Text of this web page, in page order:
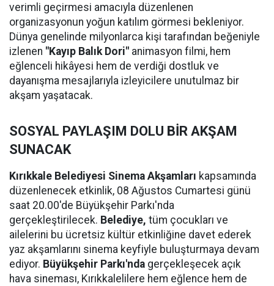
verimli geçirmesi amacıyla düzenlenen
organizasyonun yoğun katılım görmesi bekleniyor.
Dünya genelinde milyonlarca kişi tarafından beğeniyle
izlenen "Kayıp Balık Dori" animasyon filmi, hem
eğlenceli hikâyesi hem de verdiği dostluk ve
dayanışma mesajlarıyla izleyicilere unutulmaz bir
akşam yaşatacak.
SOSYAL PAYLAŞIM DOLU BİR AKŞAM
SUNACAK
Kırıkkale Belediyesi Sinema Akşamları kapsamında
düzenlenecek etkinlik, 08 Ağustos Cumartesi günü
saat 20.00'de Büyükşehir Parkı'nda
gerçekleştirilecek. Belediye, tüm çocukları ve
ailelerini bu ücretsiz kültür etkinliğine davet ederek
yaz akşamlarını sinema keyfiyle buluşturmaya devam
ediyor. Büyükşehir Parkı'nda gerçekleşecek açık
hava sineması, Kırıkkalelilere hem eğlence hem de